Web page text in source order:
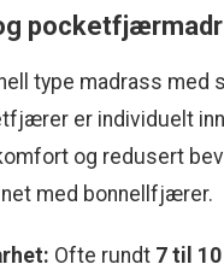
type madrass med
er individuelt
og redusert
med bonnellfjærer.
Ofte rundt 7 til